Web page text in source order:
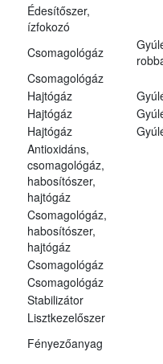
Édesítőszer,
ízfokozó
Csomagológáz
Csomagológáz
Hajtógáz
Hajtógáz
Hajtógáz
Antioxidáns,
csomagológáz,
habosítószer,
hajtógáz
Csomagológáz,
habosítószer,
hajtógáz
Csomagológáz
Csomagológáz
Stabilizátor
Lisztkezelőszer
Fényezőanyag